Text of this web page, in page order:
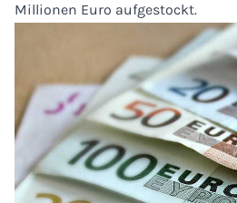
Millionen Euro aufgestockt.